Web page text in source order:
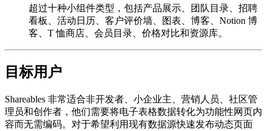
超过十种小组件类型，包括产品展示、团队目录、招聘
看板、活动日历、客户评价墙、图表、博客、Notion 博
客、T 恤商店、会员目录、价格对比和资源库。
目标用户
Shareables 非常适合非开发者、小企业主、营销人员、社区管
理员和创作者，他们需要将电子表格数据转化为功能性网页内
容而无需编码。对于希望利用现有数据源快速发布动态页面